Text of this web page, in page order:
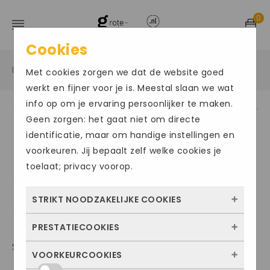
0
Home / Grote maten damesschoenen / Sandalen
SEMLER114
Cookies
Met cookies zorgen we dat de website goed
werkt en fijner voor je is. Meestal slaan we wat
info op om je ervaring persoonlijker te maken.
Geen zorgen: het gaat niet om directe
identificatie, maar om handige instellingen en
voorkeuren. Jij bepaalt zelf welke cookies je
toelaat; privacy voorop.
STRIKT NOODZAKELIJKE COOKIES
Deze cookies zorgen ervoor dat de website
kunnen niet worden uitgezet. Meestal
PRESTATIECOOKIES
Met deze cookies zien we hoe vaak onze
VOORKEURCOOKIES